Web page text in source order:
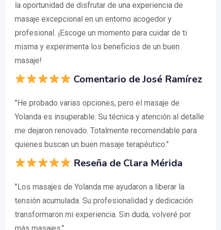
la oportunidad de disfrutar de una experiencia de
masaje excepcional en un entorno acogedor y
profesional. ¡Escoge un momento para cuidar de ti
misma y experimenta los beneficios de un buen
masaje!
Comentario de José Ramírez
"He probado varias opciones, pero el masaje de
Yolanda es insuperable. Su técnica y atención al detalle
me dejaron renovado. Totalmente recomendable para
quienes buscan un buen masaje terapéutico."
Reseña de Clara Mérida
"Los masajes de Yolanda me ayudaron a liberar la
tensión acumulada. Su profesionalidad y dedicación
transformaron mi experiencia. Sin duda, volveré por